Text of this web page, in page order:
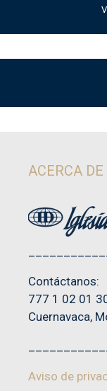
ACERCA
Contáctanos:
777 1 02 01
Cuernavaca,
Aviso de